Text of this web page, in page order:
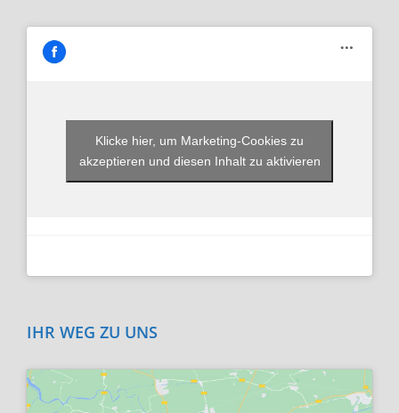
Klicke hier, um Marketing-Cookies zu
akzeptieren und diesen Inhalt zu aktivieren
IHR WEG ZU UNS